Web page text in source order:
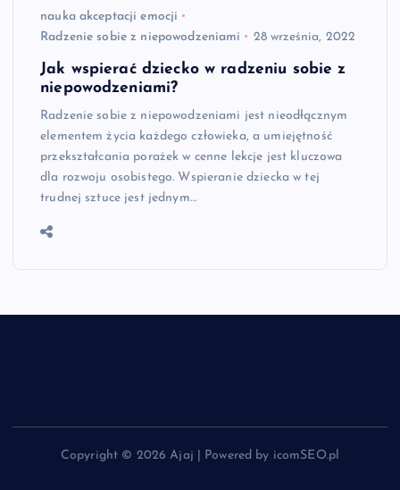
nauka akceptacji emocji
Radzenie sobie z niepowodzeniami
28 września, 2022
Jak wspierać dziecko w radzeniu sobie z
niepowodzeniami?
Radzenie sobie z niepowodzeniami jest nieodłącznym
elementem życia każdego człowieka, a umiejętność
przekształcania porażek w cenne lekcje jest kluczowa
dla rozwoju osobistego. Wspieranie dziecka w tej
trudnej sztuce jest jednym…
Copyright © 2026 Ajaj | Powered by icomSEO.pl